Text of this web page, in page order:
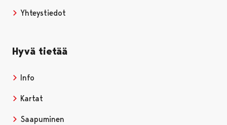
Yhteystiedot
Hyvä tietää
Info
Kartat
Saapuminen